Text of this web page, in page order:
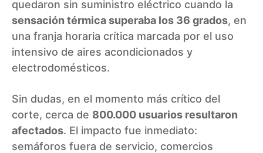
quedaron sin suministro eléctrico cuando la
sensación térmica superaba los 36 grados, en
una franja horaria crítica marcada por el uso
intensivo de aires acondicionados y
electrodomésticos.
Sin dudas, en el momento más crítico del
corte, cerca de 800.000 usuarios resultaron
afectados. El impacto fue inmediato:
semáforos fuera de servicio, comercios